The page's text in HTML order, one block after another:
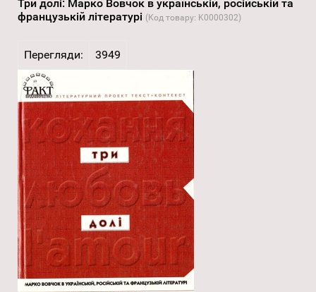
Три долі: Марко Вовчок в українській, російській та
французькій літературі (Код товару: K0000302)
Перегляди: 3949